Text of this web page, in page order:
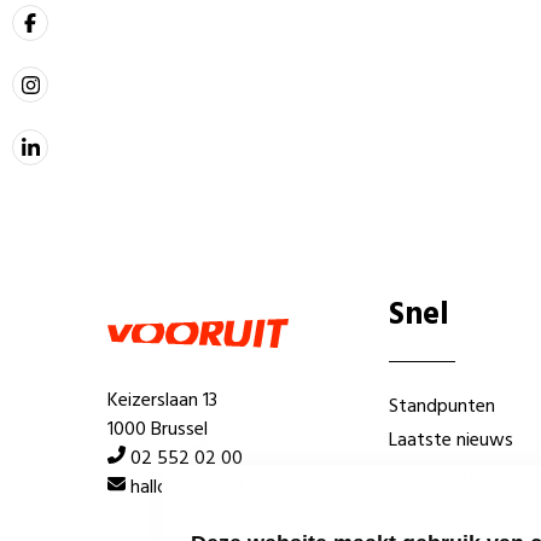
Keizerslaan 13
1000 Brussel
02 552 02 00
hallo@vooruit.org
Snel
Standpunten
Laatste nieuws